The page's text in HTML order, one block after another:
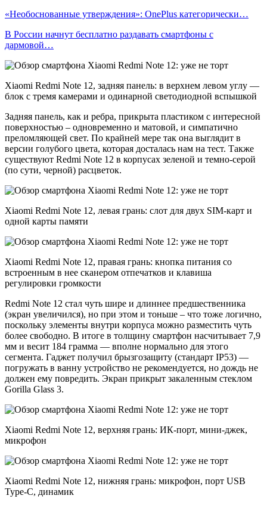
«Необоснованные утверждения»: OnePlus категорически…
В России начнут бесплатно раздавать смартфоны с
дармовой…
Xiaomi Redmi Note 12, задняя панель: в верхнем левом углу —
блок с тремя камерами и одинарной светодиодной вспышкой
Задняя панель, как и ребра, прикрыта пластиком с интересной
поверхностью – одновременно и матовой, и симпатично
преломляющей свет. По крайней мере так она выглядит в
версии голубого цвета, которая досталась нам на тест. Также
существуют Redmi Note 12 в корпусах зеленой и темно-серой
(по сути, черной) расцветок.
Xiaomi Redmi Note 12, левая грань: слот для двух SIM-карт и
одной карты памяти
Xiaomi Redmi Note 12, правая грань: кнопка питания со
встроенным в нее сканером отпечатков и клавиша
регулировки громкости
Redmi Note 12 стал чуть шире и длиннее предшественника
(экран увеличился), но при этом и тоньше – что тоже логично,
поскольку элементы внутри корпуса можно разместить чуть
более свободно. В итоге в толщину смартфон насчитывает 7,9
мм и весит 184 грамма — вполне нормально для этого
сегмента. Гаджет получил брызгозащиту (стандарт IP53) —
погружать в ванну устройство не рекомендуется, но дождь не
должен ему повредить. Экран прикрыт закаленным стеклом
Gorilla Glass 3.
Xiaomi Redmi Note 12, верхняя грань: ИК-порт, мини-джек,
микрофон
Xiaomi Redmi Note 12, нижняя грань: микрофон, порт USB
Type-C, динамик